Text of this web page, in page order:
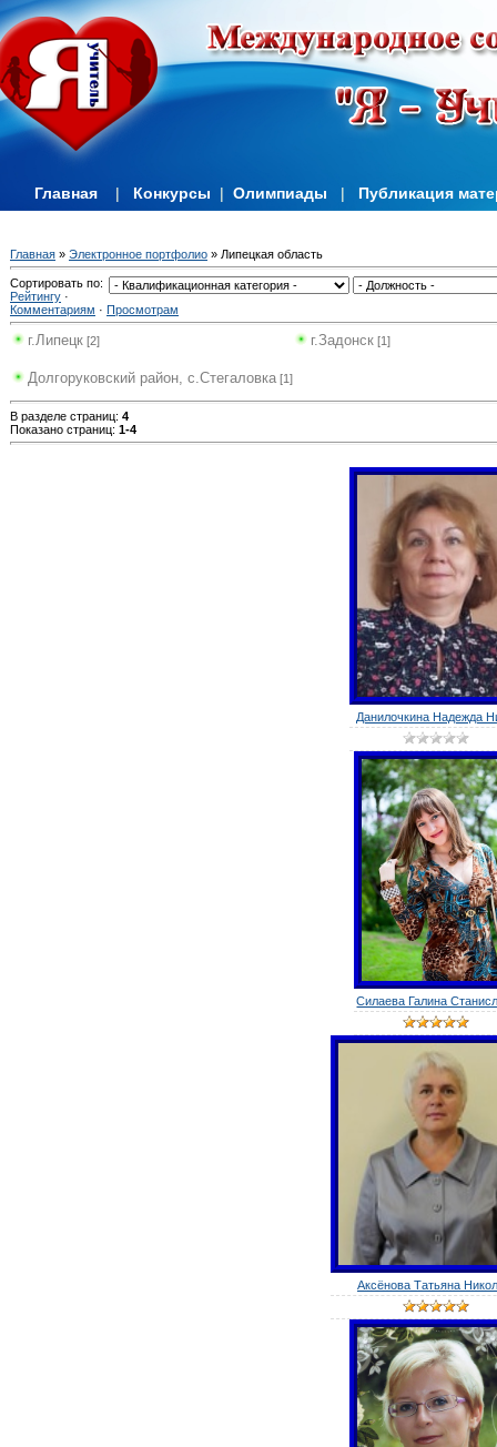
Главная | Конкурсы | Олимпиады | Публикация
Главная » Электронное портфолио » Липецкая область
Сортировать по:
Рейтингу ·
Комментариям · Просмотрам
г.Липецк [2] г.Задонск [1]
Долгоруковский район, с.Стегаловка [1]
В разделе страниц: 4
Показано страниц: 1-4
Данилочкина Надежда
Силаева Галина
Аксёнова Татьяна